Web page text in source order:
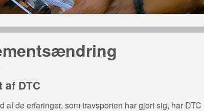
af DTC
af de erfaringer, som travsporten har gjort sig, har DTC